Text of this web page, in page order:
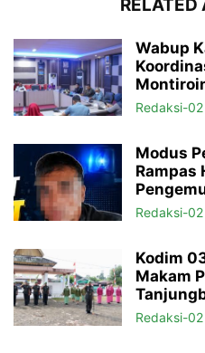
RELATED
Wabup
Redaksi-02
Modus
Rampas
Redaksi-02
Kodim
Makam
Redaksi-02